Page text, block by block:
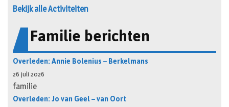
Bekijk alle Activiteiten
Familie berichten
Overleden: Annie Bolenius – Berkelmans
26 juli 2026
familie
Overleden: Jo van Geel – van Oort